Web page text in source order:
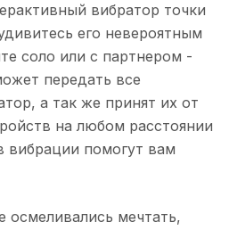
вибратор точки
его невероятным
соло или с партнером -
передать все
а так же принят их от
на любом расстоянии
помогут вам
мечтать,